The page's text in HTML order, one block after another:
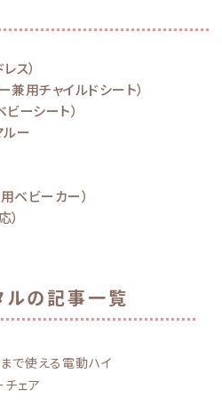
ス）
兼用チャイルドシート）
ーシート）
ー
ベビーカー）
）
ルの記事一覧
で使える電動ハイ
チェア